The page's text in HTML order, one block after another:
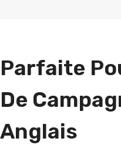
Parfaite
De
Anglais